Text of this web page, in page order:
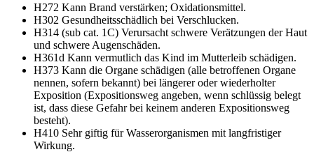
H272 Kann Brand verstärken; Oxidationsmittel.
H302 Gesundheitsschädlich bei Verschlucken.
H314 (sub cat. 1C) Verursacht schwere Verätzungen der Haut
und schwere Augenschäden.
H361d Kann vermutlich das Kind im Mutterleib schädigen.
H373 Kann die Organe schädigen (alle betroffenen Organe
nennen, sofern bekannt) bei längerer oder wiederholter
Exposition (Expositionsweg angeben, wenn schlüssig belegt
ist, dass diese Gefahr bei keinem anderen Expositionsweg
besteht).
H410 Sehr giftig für Wasserorganismen mit langfristiger
Wirkung.